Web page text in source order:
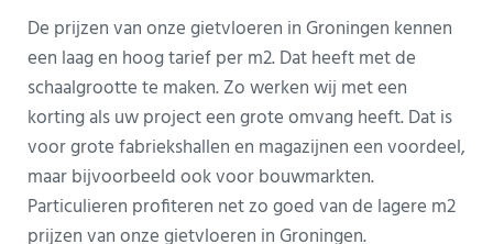
De prijzen van onze gietvloeren in Groningen kennen
een laag en hoog tarief per m2. Dat heeft met de
schaalgrootte te maken. Zo werken wij met een
korting als uw project een grote omvang heeft. Dat is
voor grote fabriekshallen en magazijnen een voordeel,
maar bijvoorbeeld ook voor bouwmarkten.
Particulieren profiteren net zo goed van de lagere m2
prijzen van onze gietvloeren in Groningen.